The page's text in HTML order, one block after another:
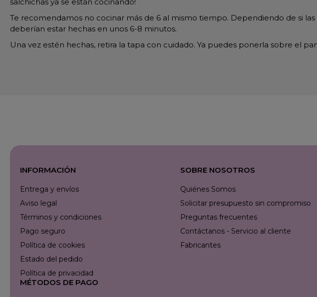
Te recomendamos no cocinar más de 6 al mismo tiempo. Dependiendo de si
deberían estar hechas en unos 6-8 minutos.
Una vez estén hechas, retira la tapa con cuidado. Ya puedes ponerla sobre el
INFORMACIÓN
Entrega y envíos
Aviso legal
Términos y condiciones
Pago seguro
Política de cookies
Estado del pedido
Política de privacidad
SOBRE NOSOTROS
Quiénes Somos
Solicitar presupuesto sin compromiso
Preguntas frecuentes
Contáctanos - Servicio al cliente
Fabricantes
MÉTODOS DE PAGO